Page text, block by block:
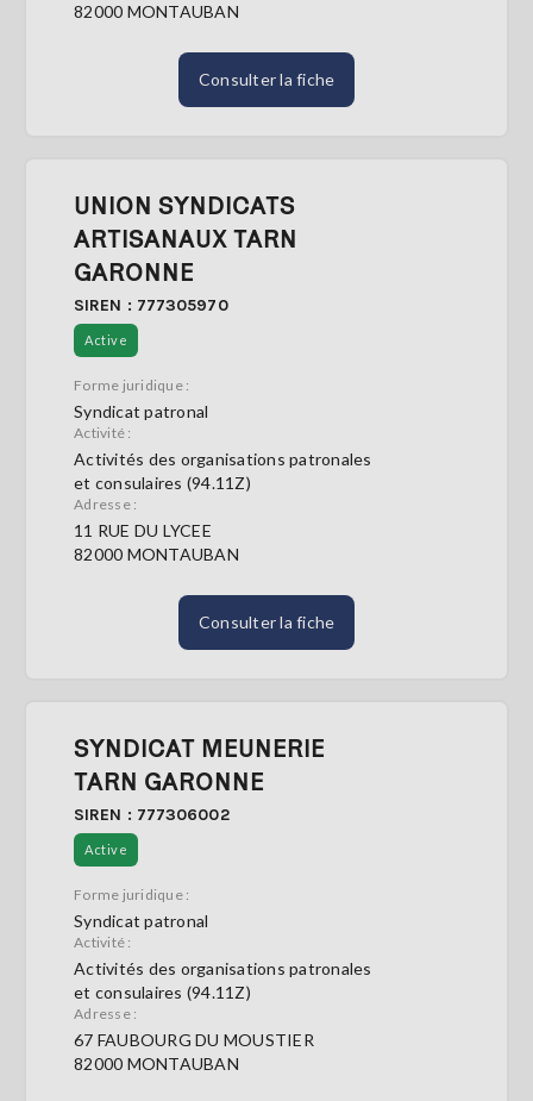
82000 MONTAUBAN
Consulter la fiche
UNION SYNDICATS
ARTISANAUX TARN
GARONNE
SIREN : 777305970
Active
Forme juridique :
Syndicat patronal
Activité :
Activités des organisations patronales
et consulaires (94.11Z)
Adresse :
11 RUE DU LYCEE
82000 MONTAUBAN
Consulter la fiche
SYNDICAT MEUNERIE
TARN GARONNE
SIREN : 777306002
Active
Forme juridique :
Syndicat patronal
Activité :
Activités des organisations patronales
et consulaires (94.11Z)
Adresse :
67 FAUBOURG DU MOUSTIER
82000 MONTAUBAN